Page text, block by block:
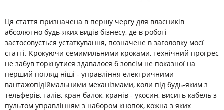
Ця стаття призначена в першу чергу для власників
абсолютно будь-яких видів бізнесу, де в роботі
застосовується устаткування, позначене в заголовку моєї
статті. Крокуючи семимильними кроками, технічний прогрес
не забув торкнутися здавалося б зовсім не показної на
перший погляд ніші - управління електричними
вантажопідіймальними механізмами, коли під будь-яким з
тельферів, талів, кран балок, кранів - укосин, висить кабель з
пультом управлінням з набором кнопок, кожна з яких